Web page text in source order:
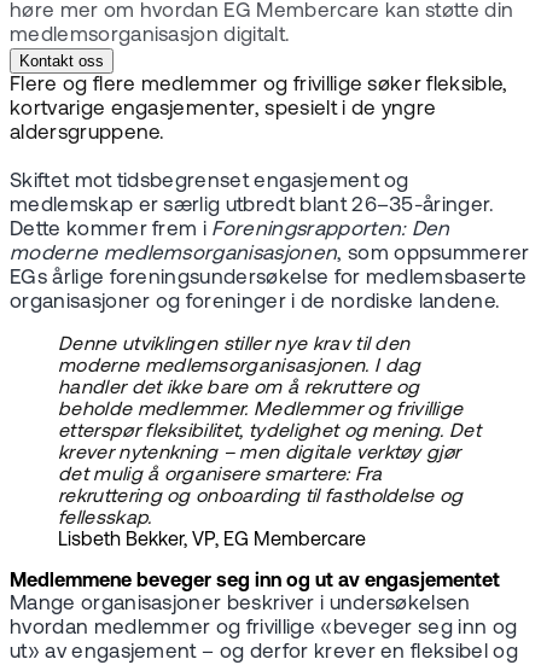
høre mer om hvordan EG Membercare kan støtte din
medlemsorganisasjon digitalt.
Kontakt oss
Flere og flere medlemmer og frivillige søker fleksible,
kortvarige engasjementer, spesielt i de yngre
aldersgruppene.
Skiftet mot tidsbegrenset engasjement og
medlemskap er særlig utbredt blant 26–35-åringer.
Dette kommer frem i Foreningsrapporten: Den
moderne medlemsorganisasjonen, som oppsummerer
EGs årlige foreningsundersøkelse for medlemsbaserte
organisasjoner og foreninger i de nordiske landene.
Denne utviklingen stiller nye krav til den
moderne medlemsorganisasjonen. I dag
handler det ikke bare om å rekruttere og
beholde medlemmer. Medlemmer og frivillige
etterspør fleksibilitet, tydelighet og mening. Det
krever nytenkning – men digitale verktøy gjør
det mulig å organisere smartere: Fra
rekruttering og onboarding til fastholdelse og
fellesskap.
Lisbeth Bekker, VP, EG Membercare
Medlemmene beveger seg inn og ut av engasjementet
Mange organisasjoner beskriver i undersøkelsen
hvordan medlemmer og frivillige «beveger seg inn og
ut» av engasjement – og derfor krever en fleksibel og